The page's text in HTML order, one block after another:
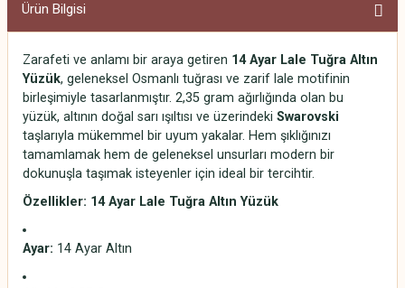
Ürün Bilgisi
Zarafeti ve anlamı bir araya getiren 14 Ayar Lale Tuğra Altın
Yüzük, geleneksel Osmanlı tuğrası ve zarif lale motifinin
birleşimiyle tasarlanmıştır. 2,35 gram ağırlığında olan bu
yüzük, altının doğal sarı ışıltısı ve üzerindeki Swarovski
taşlarıyla mükemmel bir uyum yakalar. Hem şıklığınızı
tamamlamak hem de geleneksel unsurları modern bir
dokunuşla taşımak isteyenler için ideal bir tercihtir.
Özellikler: 14 Ayar Lale Tuğra Altın Yüzük
Ayar: 14 Ayar Altın